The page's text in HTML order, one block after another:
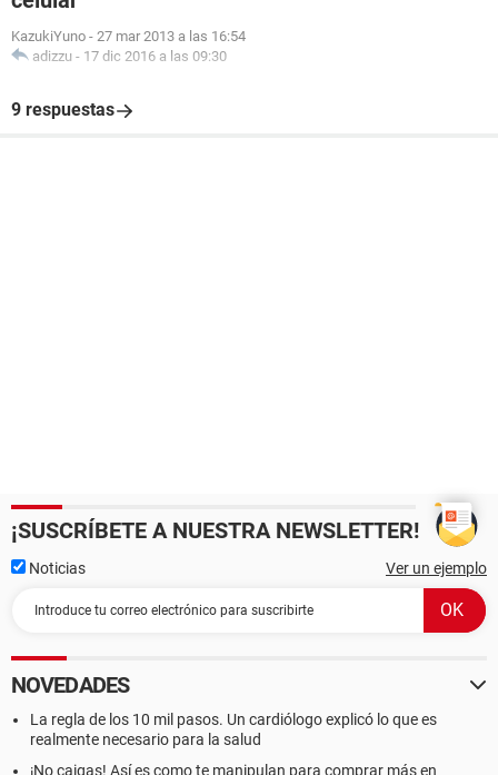
KazukiYuno - 27 mar 2013 a las 16:54
adizzu - 17 dic 2016 a las 09:30
9 respuestas
¡SUSCRÍBETE A NUESTRA NEWSLETTER!
Noticias Ver un ejemplo
NOVEDADES
La regla de los 10 mil pasos. Un cardiólogo explicó lo que es
realmente necesario para la salud
¡No caigas! Así es como te manipulan para comprar más en